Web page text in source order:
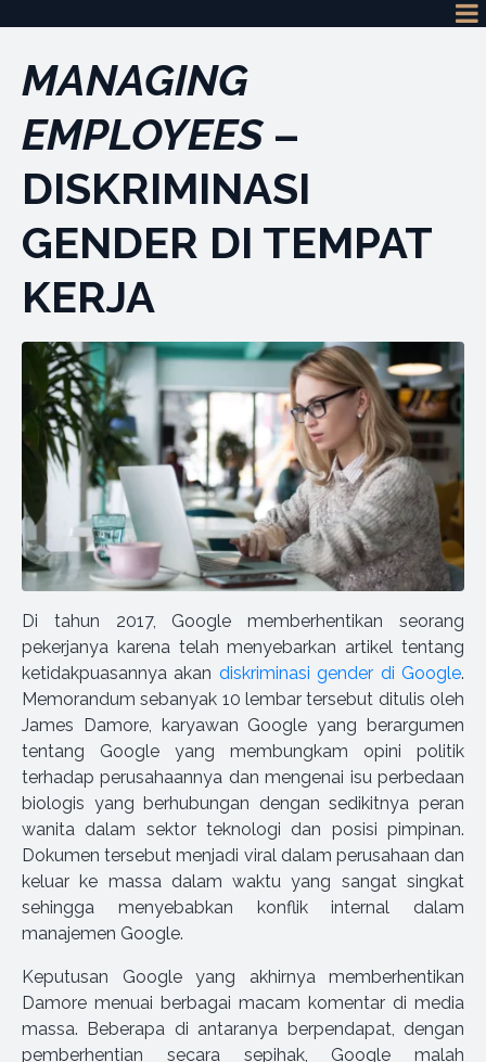
MANAGING
EMPLOYEES –
DISKRIMINASI
GENDER DI TEMPAT
KERJA
Di tahun 2017, Google memberhentikan seorang
pekerjanya karena telah menyebarkan artikel tentang
ketidakpuasannya akan diskriminasi gender di Google.
Memorandum sebanyak 10 lembar tersebut ditulis oleh
James Damore, karyawan Google yang berargumen
tentang Google yang membungkam opini politik
terhadap perusahaannya dan mengenai isu perbedaan
biologis yang berhubungan dengan sedikitnya peran
wanita dalam sektor teknologi dan posisi pimpinan.
Dokumen tersebut menjadi viral dalam perusahaan dan
keluar ke massa dalam waktu yang sangat singkat
sehingga menyebabkan konflik internal dalam
manajemen Google.
Keputusan Google yang akhirnya memberhentikan
Damore menuai berbagai macam komentar di media
massa. Beberapa di antaranya berpendapat, dengan
pemberhentian secara sepihak, Google malah